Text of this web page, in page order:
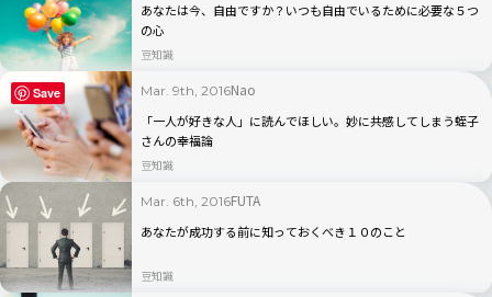
あなたは今、自由ですか？いつも自由でいるために必要な５つ
の心
豆知識
Mar. 9th, 2016Nao
「一人が好きな人」に読んでほしい。妙に共感してしまう蛭子
さんの幸福論
豆知識
Mar. 6th, 2016FUTA
あなたが成功する前に知っておくべき１０のこと
豆知識
Save